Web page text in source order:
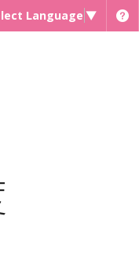
Language ▼